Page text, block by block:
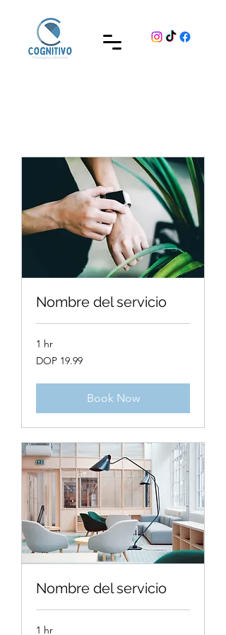
Nombre del servicio
1 hr
19.99
Dominican
DOP 19.99
Book Now
Nombre del servicio
1 hr